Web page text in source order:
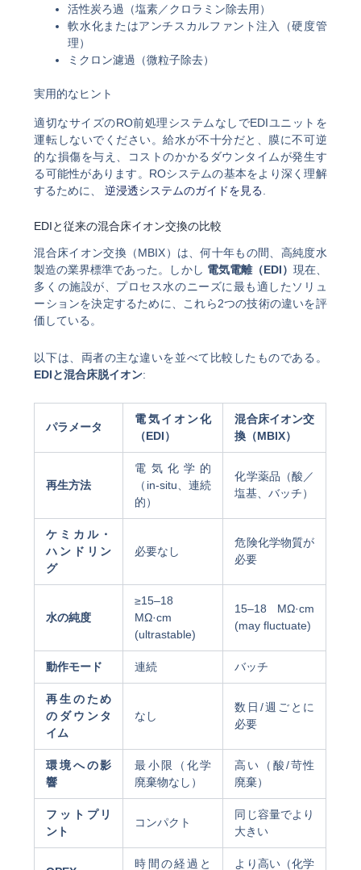
活性炭ろ過（塩素／クロラミン除去用）
軟水化またはアンチスカルファント注入（硬度管
理）
ミクロン濾過（微粒子除去）
実用的なヒント
適切なサイズのRO前処理システムなしでEDIユニットを
運転しないでください。給水が不十分だと、膜に不可逆
的な損傷を与え、コストのかかるダウンタイムが発生す
る可能性があります。ROシステムの基本をより深く理解
するために、逆浸透システムのガイドを見る
EDIと従来の混合床イオン交換の比較
混合床イオン交換（MBIX）は、何十年もの間、高純度水
製造の業界標準であった。しかし 電気電離（EDI） 現在、
多くの施設が、プロセス水のニーズに最も適したソリュ
ーションを決定するために、これら2つの技術の違いを評
価している。
以下は、両者の主な違いを並べて比較したものである。
EDIと混合床脱イオン:
パラメータ
電気イオン化
（EDI）
混合床イオン交
換（MBIX）
再生方法
電気化学的
（in-situ、連続
的）
化学薬品（酸／
塩基、バッチ）
ケミカル・
ハンドリン
グ
必要なし
危険化学物質が
必要
水の純度
≥15–18
MΩ·cm
(ultrastable)
15–18 MΩ·cm
(may fluctuate)
動作モード 連続 バッチ
再生のため
のダウンタ
イム
なし
数日/週ごとに
必要
環境への影
響
最小限（化学
廃棄物なし）
高い（酸/苛性
廃棄）
フットプリ
ント
コンパクト
同じ容量でより
大きい
時間の経過と
より高い（化学